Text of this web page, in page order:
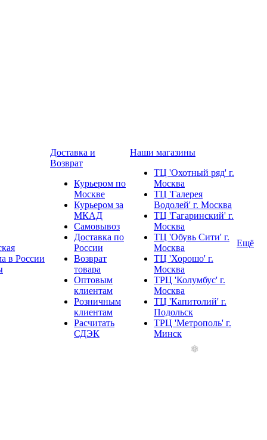
в России
Доставка и
Возврат
Курьером по
Москве
Курьером за
МКАД
Самовывоз
Доставка по
России
Возврат
товара
Оптовым
клиентам
Розничным
клиентам
Расчитать
СДЭК
Наши магазины
ТЦ 'Охотный ряд' г.
Москва
ТЦ 'Галерея
Водолей' г. Москва
ТЦ 'Гагаринский' г.
Москва
ТЦ 'Обувь Сити' г.
Москва
ТЦ 'Хорошо' г.
Москва
ТРЦ 'Колумбус' г.
Москва
ТЦ 'Капитолий' г.
Подольск
ТРЦ 'Метрополь' г.
Минск
Ещё